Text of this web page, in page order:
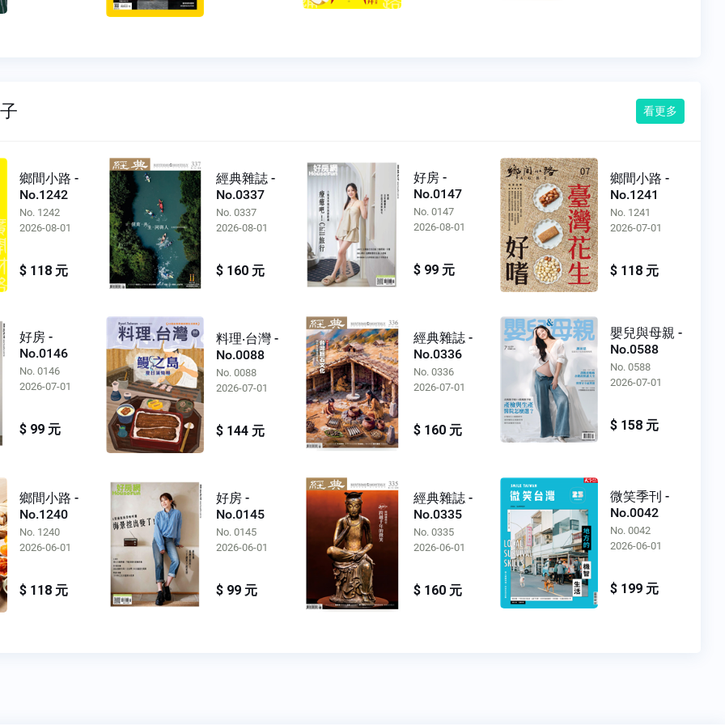
看更多
鄉間小路 -
No.1242
No. 1242
2026-08-01
$ 118 元
經典雜誌 -
No.0337
No. 0337
2026-08-01
$ 160 元
好房 -
No.0147
No. 0147
2026-08-01
$ 99 元
鄉間小路 -
No.1241
No. 1241
2026-07-01
$ 118 元
好房 -
No.0146
No. 0146
2026-07-01
$ 99 元
料理‧台灣 -
No.0088
No. 0088
2026-07-01
$ 144 元
經典雜誌 -
No.0336
No. 0336
2026-07-01
$ 160 元
嬰兒與母親 -
No.0588
No. 0588
2026-07-01
$ 158 元
鄉間小路 -
No.1240
No. 1240
2026-06-01
$ 118 元
好房 -
No.0145
No. 0145
2026-06-01
$ 99 元
經典雜誌 -
No.0335
No. 0335
2026-06-01
$ 160 元
微笑季刊 -
No.0042
No. 0042
2026-06-01
$ 199 元